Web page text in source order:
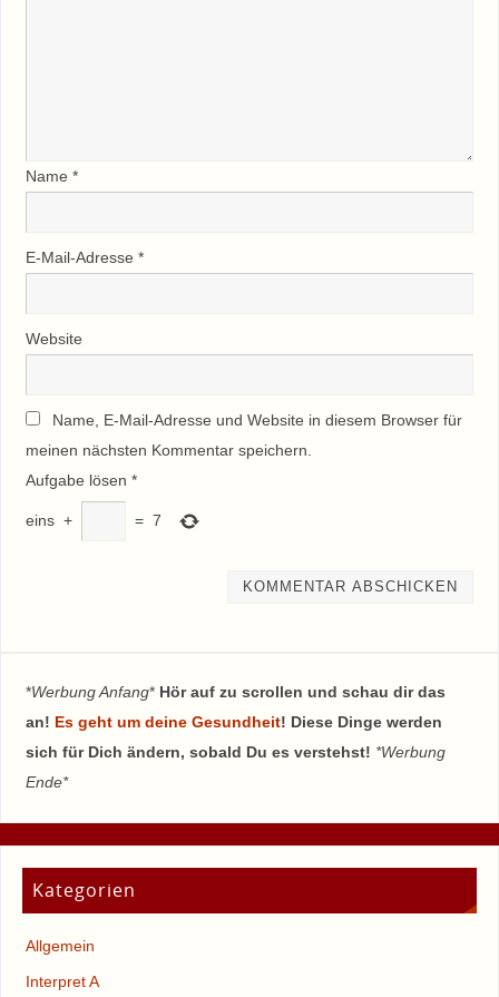
Name *
E-Mail-Adresse *
Website
Name, E-Mail-Adresse und Website in diesem Browser für
meinen nächsten Kommentar speichern.
Aufgabe lösen *
eins + = 7
*Werbung Anfang* Hör auf zu scrollen und schau dir das
an! Es geht um deine Gesundheit! Diese Dinge werden
sich für Dich ändern, sobald Du es verstehst! *Werbung
Ende*
Kategorien
Allgemein
Interpret A